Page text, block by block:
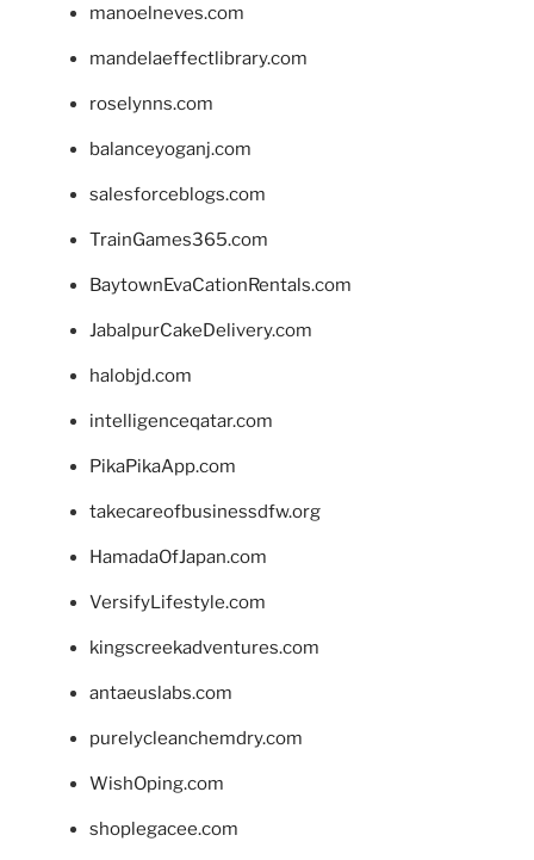
manoelneves.com
mandelaeffectlibrary.com
roselynns.com
balanceyoganj.com
salesforceblogs.com
TrainGames365.com
BaytownEvaCationRentals.com
JabalpurCakeDelivery.com
halobjd.com
intelligenceqatar.com
PikaPikaApp.com
takecareofbusinessdfw.org
HamadaOfJapan.com
VersifyLifestyle.com
kingscreekadventures.com
antaeuslabs.com
purelycleanchemdry.com
WishOping.com
shoplegacee.com